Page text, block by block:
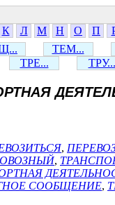
К Л М Н О П
ТЕМ...
ТРЕ... ТРУ...
,
,
СООБЩЕНИЕ,